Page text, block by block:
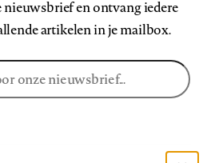
en ontvang iedere
artikelen in je mailbox.